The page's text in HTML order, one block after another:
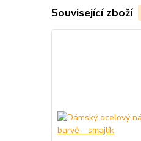
Související zboží